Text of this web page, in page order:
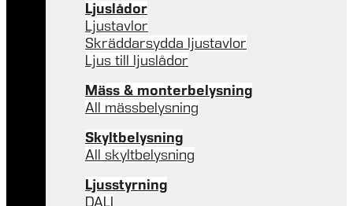
Ljuslådor
Ljustavlor
Skräddarsydda ljustavlor
Ljus till ljuslådor
Mäss & monterbelysning
All mässbelysning
Skyltbelysning
All skyltbelysning
Ljusstyrning
DALI